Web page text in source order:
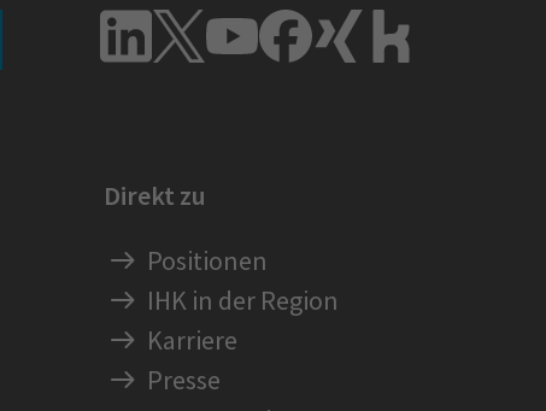
Direkt zu
Positionen
IHK in der Region
Karriere
Presse